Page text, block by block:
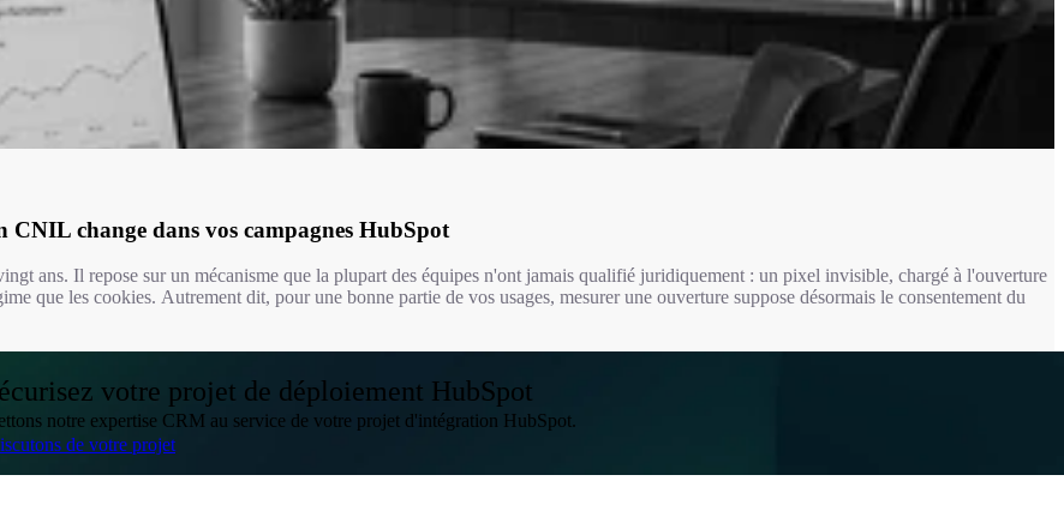
change dans vos campagnes HubSpot
ans. Il repose sur un mécanisme que la plupart des équipes n'ont jamais qualifié juridiquement : un pixel invisible, chargé à l'ouverture
que les cookies. Autrement dit, pour une bonne partie de vos usages, mesurer une ouverture suppose désormais le consentement du
votre projet de déploiement HubSpot
notre expertise CRM au service de votre projet d'intégration HubSpot.
de votre projet